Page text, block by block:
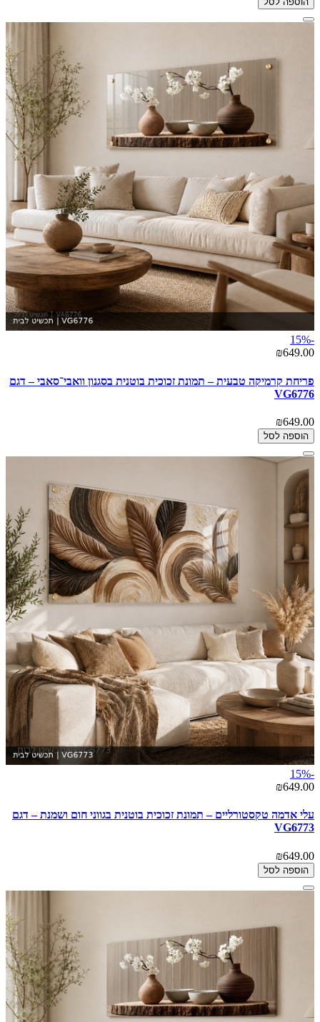
-15%
₪649.00
פריחת קרמיקה טבעית – תמונת זכוכית בוטנית בסגנון וואבי־סאבי – דגם
VG6776
₪649.00
הוספה לסל
-15%
₪649.00
עלי אדמה טקסטורליים – תמונת זכוכית בוטנית בגווני חום ושמנת – דגם
VG6773
₪649.00
הוספה לסל